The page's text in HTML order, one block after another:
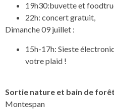
19h30:buvette et
22h: concert gratuit,
Dimanche 09 juillet :
15h-17h: Sieste
votre plaid !
Sortie nature et bain de forêt
Montespan